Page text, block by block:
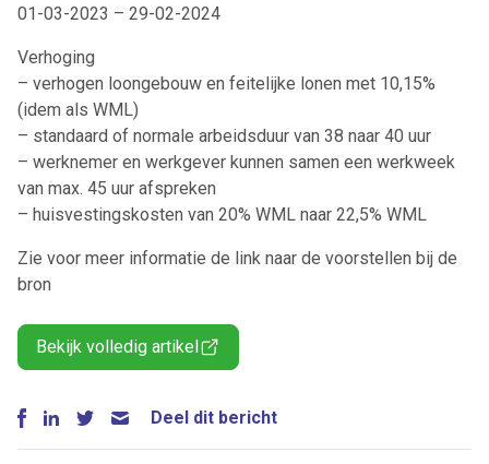
01-03-2023 – 29-02-2024
Verhoging
– verhogen loongebouw en feitelijke lonen met 10,15%
(idem als WML)
– standaard of normale arbeidsduur van 38 naar 40 uur
– werknemer en werkgever kunnen samen een werkweek
van max. 45 uur afspreken
– huisvestingskosten van 20% WML naar 22,5% WML
Zie voor meer informatie de link naar de voorstellen bij de
bron
Bekijk volledig artikel
Deel dit bericht